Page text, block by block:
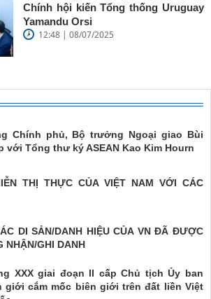
Chính hội kiến Tổng thống Uruguay
Yamandu Orsi
12:48 | 08/07/2025
Chính phủ, Bộ trưởng Ngoại giao Bùi
với Tổng thư ký ASEAN Kao Kim Hourn
THỊ THỰC CỦA VIỆT NAM VỚI CÁC
DI SẢN/DANH HIỆU CỦA VN ĐÃ ĐƯỢC
NHẬN/GHI DANH
XXX giai đoạn II cấp Chủ tịch Ủy ban
giới cắm mốc biên giới trên đất liền Việt